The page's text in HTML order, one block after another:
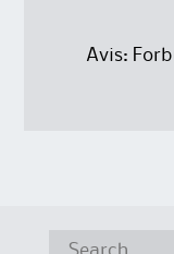
Avis:
Search